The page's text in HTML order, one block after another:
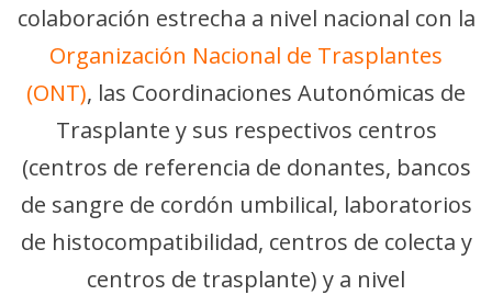
colaboración estrecha a nivel nacional con la
Organización Nacional de Trasplantes
(ONT), las Coordinaciones Autonómicas de
Trasplante y sus respectivos centros
(centros de referencia de donantes, bancos
de sangre de cordón umbilical, laboratorios
de histocompatibilidad, centros de colecta y
centros de trasplante) y a nivel